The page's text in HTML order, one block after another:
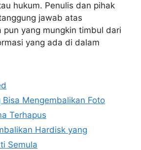
hukum. Penulis dan pihak
jawab atas
pun yang mungkin timbul dari
yang ada di dalam
Bisa Mengembalikan Foto
Terhapus
Hardisk yang
Semula